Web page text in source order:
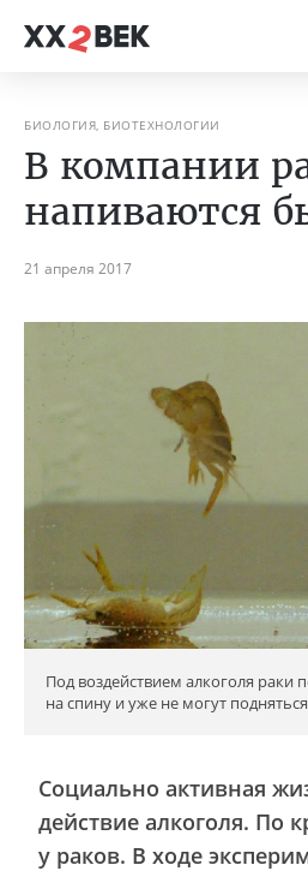
БИОЛОГИЯ, БИОТЕХНОЛОГИИ
В компании
напиваются
21 апреля 2017
Под воздействием алкоголя раки
на спину и уже не могут
Социально активная
действие алкоголя. По
у раков. В ходе